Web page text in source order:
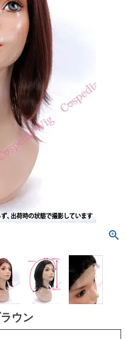
ウン